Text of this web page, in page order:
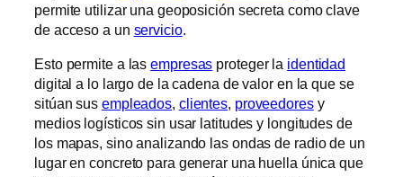
permite utilizar una geoposición secreta como clave
de acceso a un servicio.
Esto permite a lasempresas proteger la identidad
digital a lo largo de la cadena de valor en la que se
sitúan sus empleados, clientes, proveedoresy
medios logísticos sin usar latitudes y longitudes de
los mapas, sino analizando las ondas de radio de un
lugar en concreto para generar una huella única que